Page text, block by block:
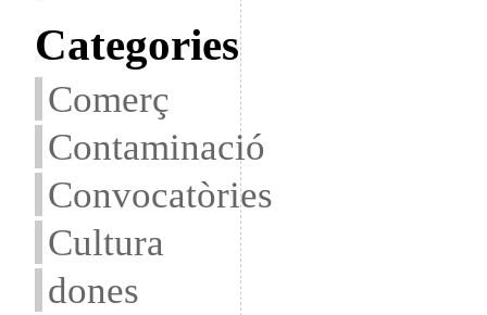
Categories
Comerç
Contaminació
Convocatòries
Cultura
dones